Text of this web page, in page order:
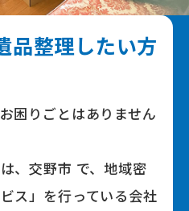
品整理したい⽅
困りごとはありません
、交野市 で、地域密
ス」を⾏っている会社